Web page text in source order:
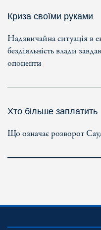
Криза своїми руками
Надзвичайна ситуація в
бездіяльність влади
опоненти
Хто більше заплатить
Що означає розворот